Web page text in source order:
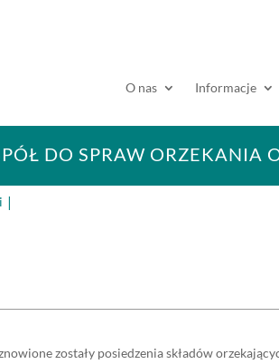
O nas Informacje
DO SPRAW ORZEKANIA
zostały posiedzenia składów